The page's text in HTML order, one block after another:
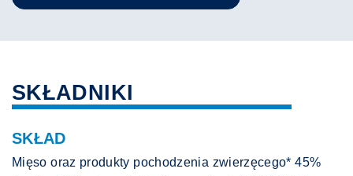
SKŁADNIKI
SKŁAD
Mięso oraz produkty pochodzenia zwierzęcego* 45%